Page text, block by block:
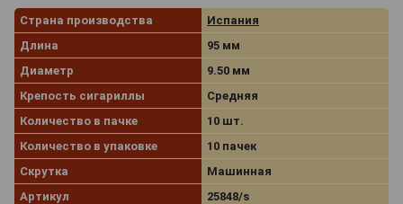
Страна производства
Испания
Длина
95 мм
Диаметр
9.50 мм
Крепость сигариллы
Средняя
Количество в пачке
10 шт.
Количество в упаковке
10 пачек
Скрутка
Машинная
Артикул
25848/s